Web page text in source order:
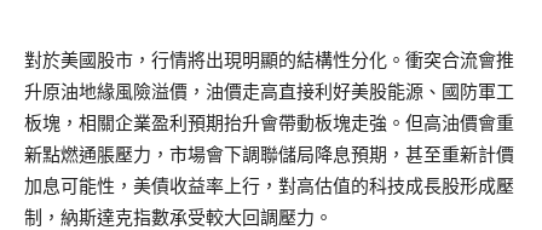
對於美國股市，行情將出現明顯的結構性分化。衝突合流會推
升原油地緣風險溢價，油價走高直接利好美股能源、國防軍工
板塊，相關企業盈利預期抬升會帶動板塊走強。但高油價會重
新點燃通脹壓力，市場會下調聯儲局降息預期，甚至重新計價
加息可能性，美債收益率上行，對高估值的科技成長股形成壓
制，納斯達克指數承受較大回調壓力。